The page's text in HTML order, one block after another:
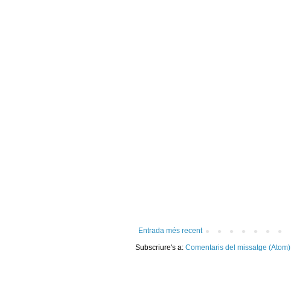
Entrada més recent
Subscriure's a: Comentaris del missatge (Atom)